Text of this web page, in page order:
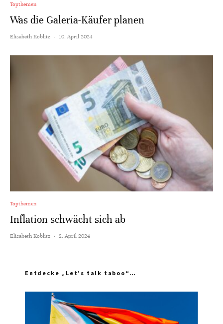
Topthemen
Was die Galeria-Käufer planen
Elisabeth Koblitz · 10. April 2024
Topthemen
Inflation schwächt sich ab
Elisabeth Koblitz · 2. April 2024
Entdecke „Let’s talk taboo“…